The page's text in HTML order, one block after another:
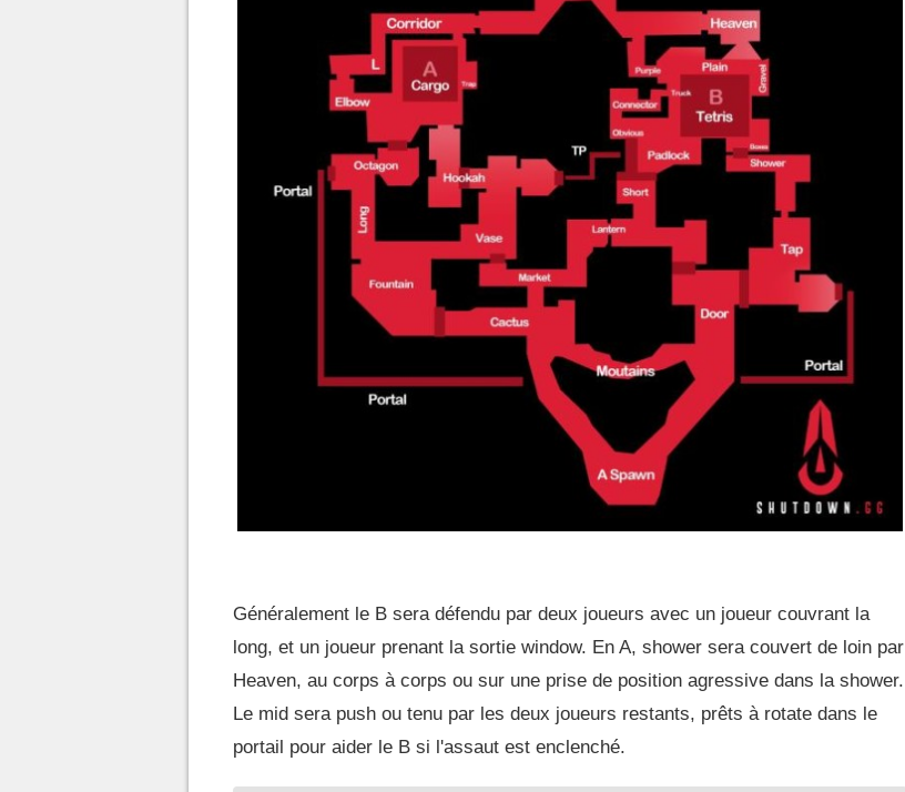
Généralement le B sera défendu par deux joueurs avec un joueur couvrant la
long, et un joueur prenant la sortie window. En A, shower sera couvert de loin par
Heaven, au corps à corps ou sur une prise de position agressive dans la shower.
Le mid sera push ou tenu par les deux joueurs restants, prêts à rotate dans le
portail pour aider le B si l'assaut est enclenché.